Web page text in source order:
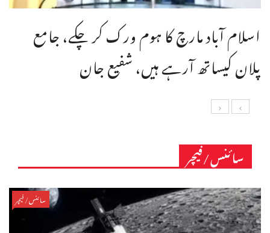
اسلام آباد مارچ کا ہوم ورک کر چکے، جامع
پلان کیساتھ آرہے ہیں، شفیع جان
سائنس/فیچر
سائنس/فیچر